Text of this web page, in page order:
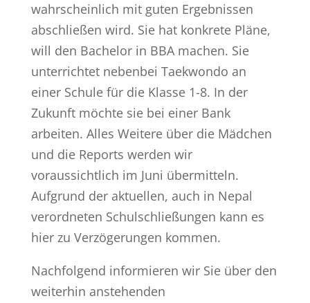
wahrscheinlich mit guten Ergebnissen
abschließen wird. Sie hat konkrete Pläne,
will den Bachelor in BBA machen. Sie
unterrichtet nebenbei Taekwondo an
einer Schule für die Klasse 1-8. In der
Zukunft möchte sie bei einer Bank
arbeiten. Alles Weitere über die Mädchen
und die Reports werden wir
voraussichtlich im Juni übermitteln.
Aufgrund der aktuellen, auch in Nepal
verordneten Schulschließungen kann es
hier zu Verzögerungen kommen.
Nachfolgend informieren wir Sie über den
weiterhin anstehenden